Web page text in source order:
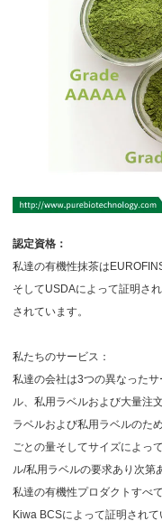
認定資格：
私達の有機性抹茶は
そしてUSDAによって証明さ
されています。
私たちのサービス：
私達の会社は3つの異なった
ル、私用ラベルおよび大量注
ラベルおよび私用ラベルのた
ごとの量そしてサイズによっ
ル/私用ラベルの要求あり次第
私達の有機性プロダクトすべ
Kiwa BCSによって証明され